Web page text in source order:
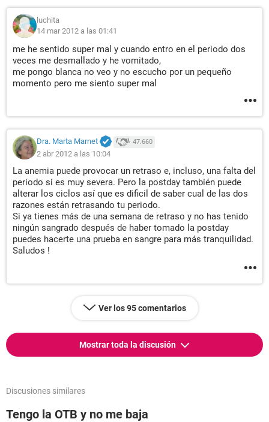
luchita
14 mar 2012 a las 01:41
me he sentido super mal y cuando entro en el periodo dos
veces me desmallado y he vomitado,
me pongo blanca no veo y no escucho por un pequeño
momento pero me siento super mal
Dra. Marta Marnet 47.660
2 abr 2012 a las 10:04
La anemia puede provocar un retraso e, incluso, una falta del
periodo si es muy severa. Pero la postday también puede
alterar los ciclos así que es dificil de saber cual de las dos
razones están retrasando tu periodo.
Si ya tienes más de una semana de retraso y no has tenido
ningún sangrado después de haber tomado la postday
puedes hacerte una prueba en sangre para más tranquilidad.
Saludos !
Ver los 95 comentarios
Mostrar toda la discusión
Discusiones similares
Tengo la OTB y no me baja